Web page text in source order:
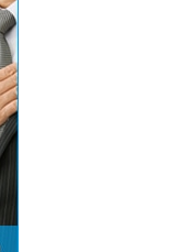
稲積癒しの花祭り 愛媛